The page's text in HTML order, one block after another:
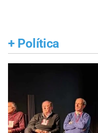
+ Política